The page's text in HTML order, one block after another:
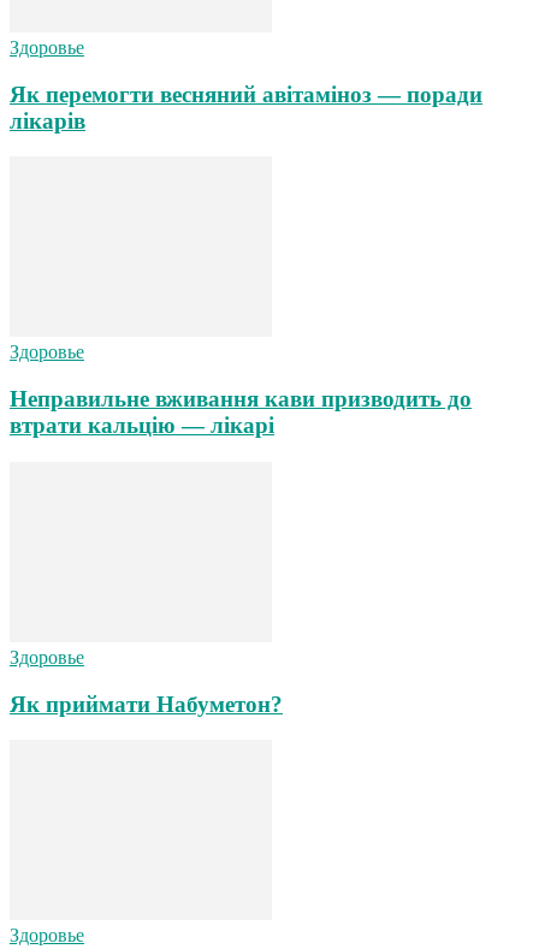
Здоровье
Як перемогти весняний авітаміноз — поради
лікарів
Здоровье
Неправильне вживання кави призводить до
втрати кальцію — лікарі
Здоровье
Як приймати Набуметон?
Здоровье